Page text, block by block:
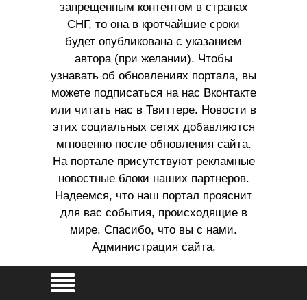
запрещенным контентом в странах
СНГ, то она в кротчайшие сроки
будет опубликована с указанием
автора (при желании). Чтобы
узнавать об обновлениях портала, вы
можете подписаться на нас Вконтакте
или читать нас в Твиттере. Новости в
этих социальных сетях добавляются
мгновенно после обновления сайта.
На портале присутствуют рекламные
новостные блоки наших партнеров.
Надеемся, что наш портал прояснит
для вас события, происходящие в
мире. Спасибо, что вы с нами.
Администрация сайта.